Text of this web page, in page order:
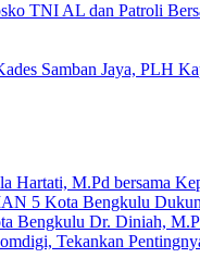
TNI AL dan Patroli
Samban Jaya, PLH
5 Kota Bengkulu
Tekankan